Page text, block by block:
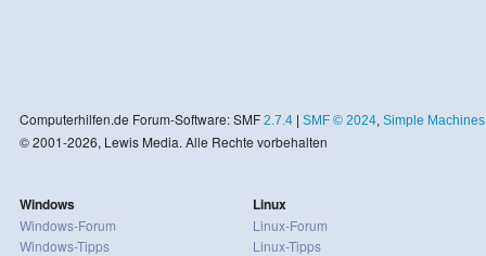
Computerhilfen.de Forum-Software: SMF 2.7.4| SMF © 2024, Simple Machines
© 2001-2026, Lewis Media. Alle Rechte vorbehalten
Windows
Windows-Forum
Windows-Tipps
Linux
Linux-Forum
Linux-Tipps